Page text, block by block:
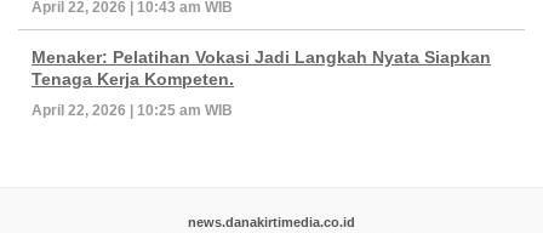
April 22, 2026 | 10:43 am WIB
Menaker: Pelatihan Vokasi Jadi Langkah Nyata Siapkan
Tenaga Kerja Kompeten.
April 22, 2026 | 10:25 am WIB
news.danakirtimedia.co.id